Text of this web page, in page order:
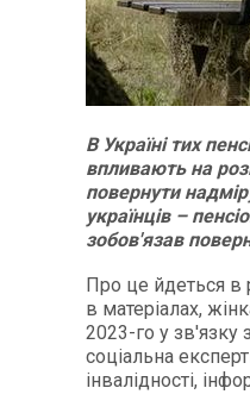
В Україні тих
впливають на
повернути
українців –
зобов'язав
Про це йдеться в
в матеріалах,
2023-го у зв'язку
соціальна
інвалідності,